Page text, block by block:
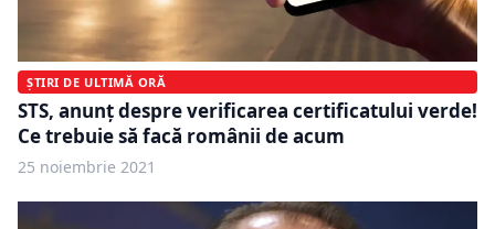
ȘTIRI DE ULTIMĂ ORĂ
STS, anunț despre verificarea certificatului verde!
Ce trebuie să facă românii de acum
25 noiembrie 2021